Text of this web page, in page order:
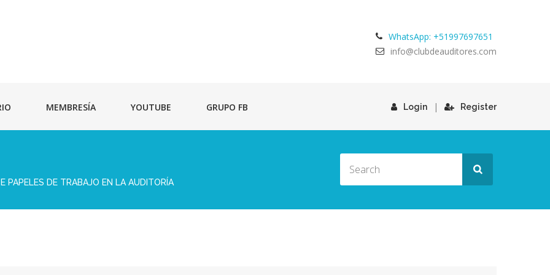
WhatsApp: +51997697651
info@clubdeauditores.com
MEMBRESÍA YOUTUBE GRUPO FB Login | Register
PAPELES DE TRABAJO EN LA AUDITORÍA